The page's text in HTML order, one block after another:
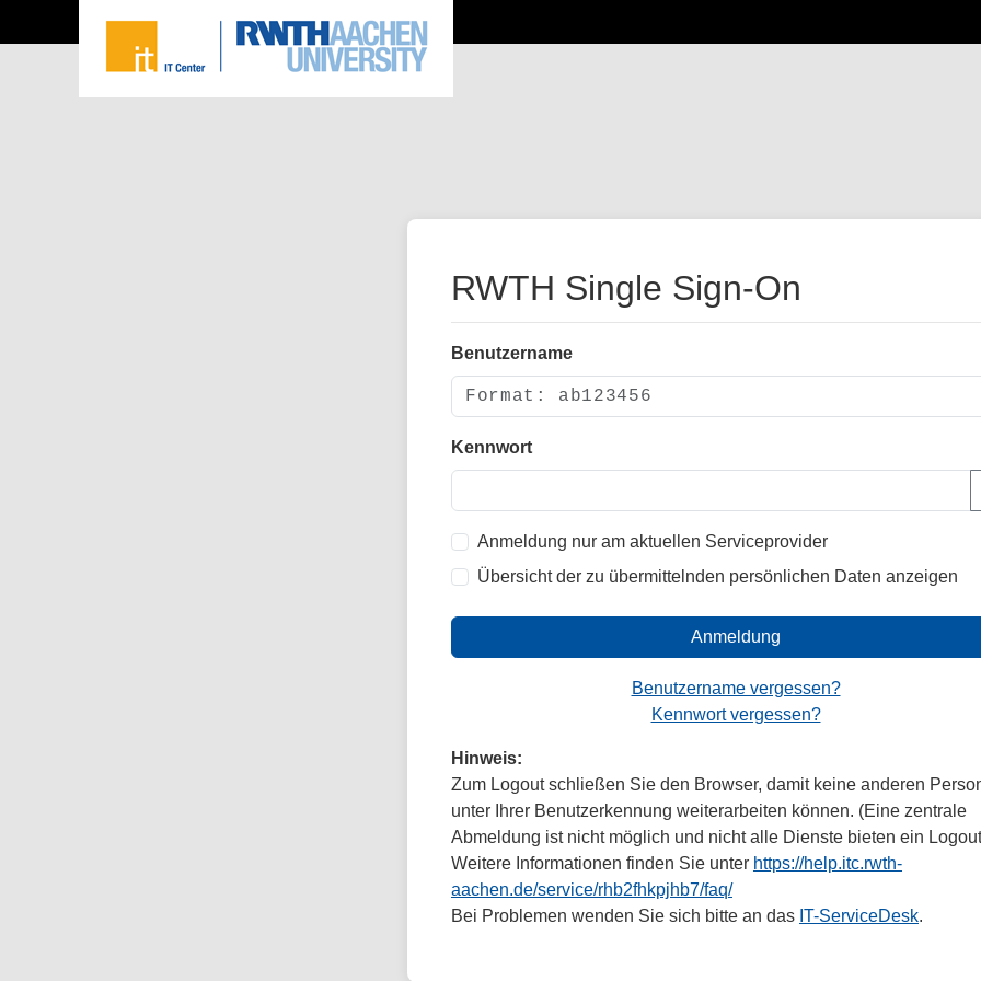
RWTH Single Sign-On
Benutzername
Kennwort
Anmeldung nur am aktuellen Serviceprovider
Übersicht der zu übermittelnden persönlichen Daten anzeigen
Anmeldung
Benutzername vergessen?
Kennwort vergessen?
Hinweis:
Zum Logout schließen Sie den Browser, damit keine anderen
unter Ihrer Benutzerkennung weiterarbeiten können. (Eine zentrale
Abmeldung ist nicht möglich und nicht alle Dienste bieten ein
Weitere Informationen finden Sie unter https://help.itc.rwth-
aachen.de/service/rhb2fhkpjhb7/faq/
Bei Problemen wenden Sie sich bitte an das IT-ServiceDesk.